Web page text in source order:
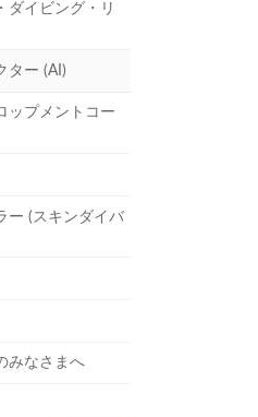
ダイビング・リ
ター (AI)
ップメントコー
ー (スキンダイバ
みなさまへ